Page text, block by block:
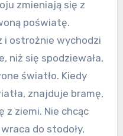
zmieniają się z
poświatę.
i ostrożnie wychodzi
niż się spodziewała,
światło. Kiedy
znajduje bramę,
z ziemi. Nie chcąc
do stodoły,